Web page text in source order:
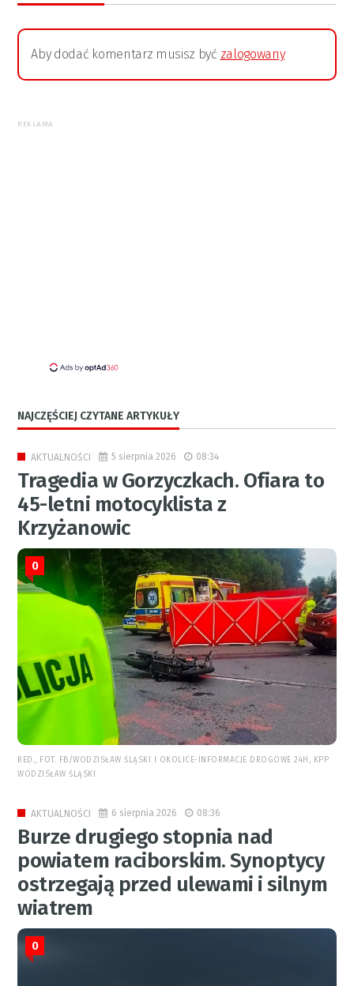
Aby dodać komentarz musisz być zalogowany
REKLAMA
NAJCZĘŚCIEJ CZYTANE ARTYKUŁY
AKTUALNOŚCI 5 sierpnia 2026 08:34
Tragedia w Gorzyczkach. Ofiara to
45-letni motocyklista z
Krzyżanowic
0
RED., FOT. FB/WODZISŁAW ŚLĄSKI I OKOLICE-INFORMACJE DROGOWE 24H, KPP
WODZISŁAW ŚLĄSKI
AKTUALNOŚCI 6 sierpnia 2026 08:36
Burze drugiego stopnia nad
powiatem raciborskim. Synoptycy
ostrzegają przed ulewami i silnym
wiatrem
0